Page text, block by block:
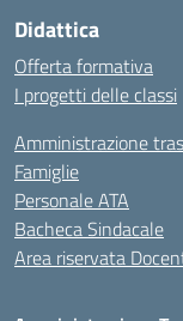
Didattica
Offerta formativa
I progetti delle classi
Amministrazione
Famiglie
Personale ATA
Bacheca Sindacale
Area riservata